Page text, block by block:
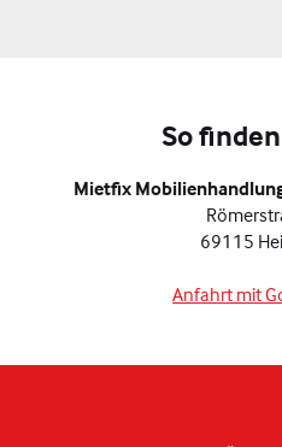
So
Mietfix
69115
Anfahrt mit